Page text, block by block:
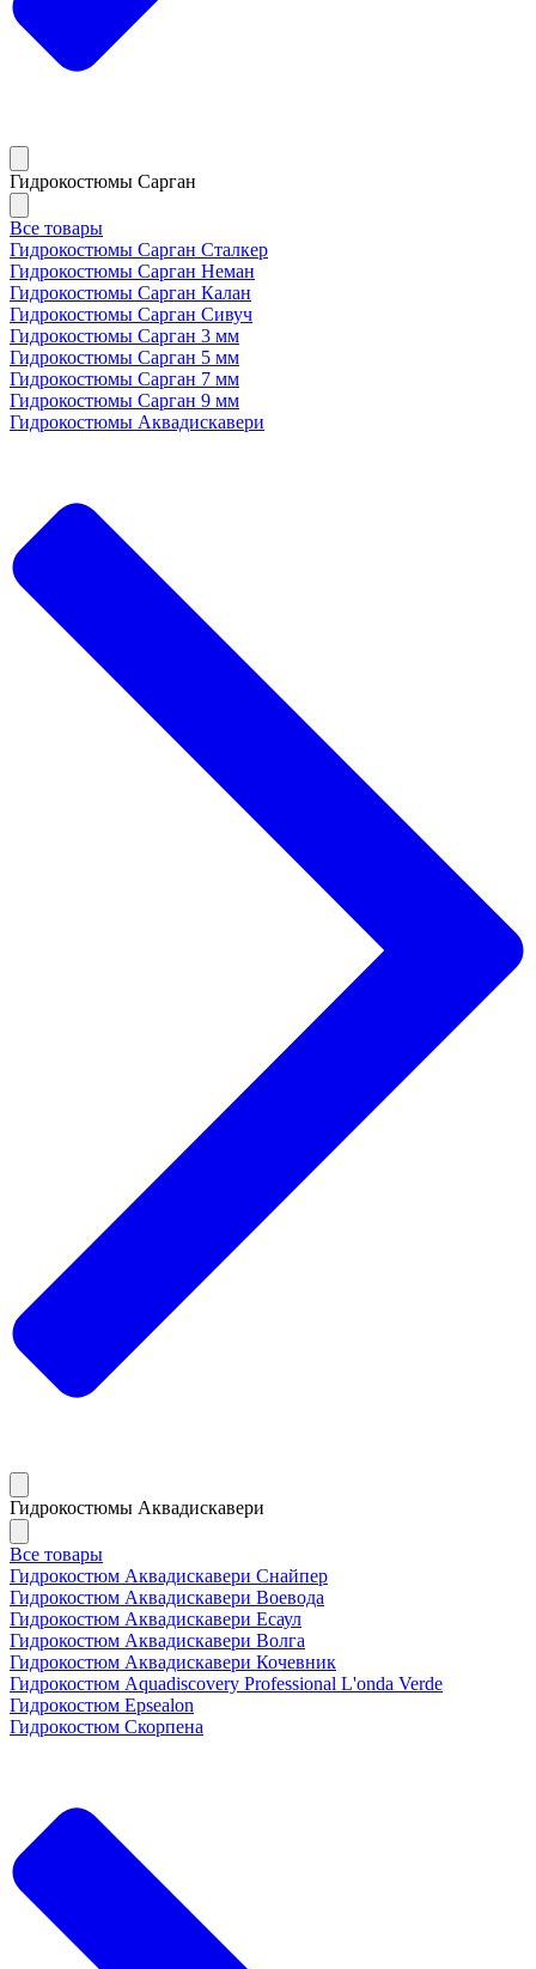
Гидрокостюмы Сарган
Все товары
Гидрокостюмы Сарган Сталкер
Гидрокостюмы Сарган Неман
Гидрокостюмы Сарган Калан
Гидрокостюмы Сарган Сивуч
Гидрокостюмы Сарган 3 мм
Гидрокостюмы Сарган 5 мм
Гидрокостюмы Сарган 7 мм
Гидрокостюмы Сарган 9 мм
Гидрокостюмы Аквадискавери
Гидрокостюмы Аквадискавери
Все товары
Гидрокостюм Аквадискавери Снайпер
Гидрокостюм Аквадискавери Воевода
Гидрокостюм Аквадискавери Есаул
Гидрокостюм Аквадискавери Волга
Гидрокостюм Аквадискавери Кочевник
Гидрокостюм Aquadiscovery Professional L'onda Verde
Гидрокостюм Epsealon
Гидрокостюм Скорпена